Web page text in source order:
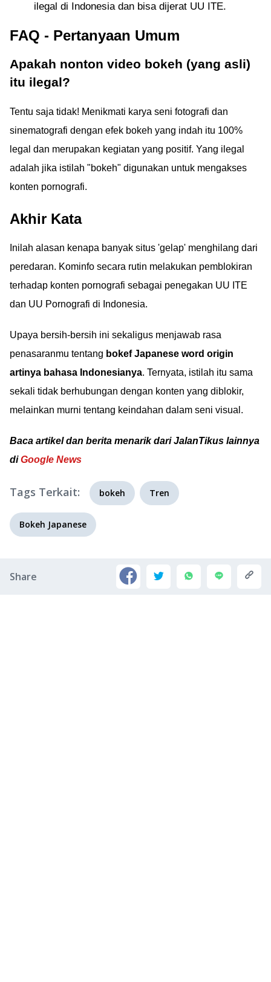
ilegal di Indonesia dan bisa dijerat UU ITE.
FAQ - Pertanyaan Umum
Apakah nonton video bokeh (yang asli)
itu ilegal?
Tentu saja tidak! Menikmati karya seni fotografi dan
sinematografi dengan efek bokeh yang indah itu 100%
legal dan merupakan kegiatan yang positif. Yang ilegal
adalah jika istilah "bokeh" digunakan untuk mengakses
konten pornografi.
Akhir Kata
Inilah alasan kenapa banyak situs 'gelap' menghilang dari
peredaran. Kominfo secara rutin melakukan pemblokiran
terhadap konten pornografi sebagai penegakan UU ITE
dan UU Pornografi di Indonesia.
Upaya bersih-bersih ini sekaligus menjawab rasa
penasaranmu tentang bokef Japanese word origin
artinya bahasa Indonesianya. Ternyata, istilah itu sama
sekali tidak berhubungan dengan konten yang diblokir,
melainkan murni tentang keindahan dalam seni visual.
Baca artikel dan berita menarik dari JalanTikus lainnya
diGoogle News
Tags Terkait: bokeh Tren
Bokeh Japanese
Share